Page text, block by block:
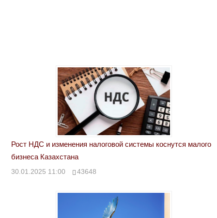
Рост НДС и изменения налоговой системы коснутся малого
бизнеса Казахстана
30.01.2025 11:00 43648